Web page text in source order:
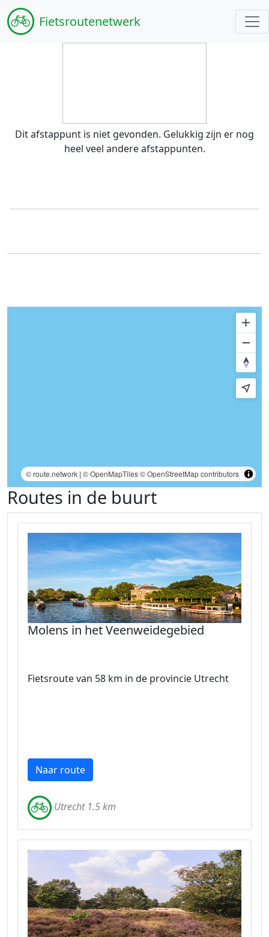
Fietsroutenetwerk
Dit afstappunt is niet gevonden. Gelukkig zijn er nog
heel veel andere afstappunten.
© route.network | © OpenMapTiles© OpenStreetMap contributors
Routes in de buurt
Molens in het Veenweidegebied
Fietsroute van 58 km in de provincie Utrecht
Naar route
Utrecht 1.5 km